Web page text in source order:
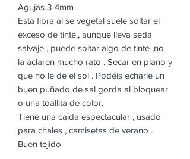
Agujas 3-4mm
Esta fibra al se vegetal suele soltar el
exceso de tinte., aunque lleva seda
salvaje , puede soltar algo de tinte ,no
la aclaren mucho rato . Secar en plano y
que no le de el sol . Podéis echarle un
buen puñado de sal gorda al bloquear
o una toallita de color.
Tiene una caída espectacular , usado
para chales , camisetas de verano .
Buen tejido